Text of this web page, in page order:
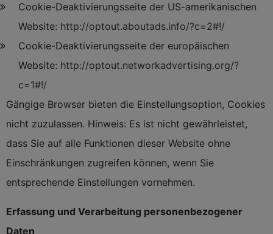
Cookie-Deaktivierungsseite der US-amerikanischen
Website: http://optout.aboutads.info/?c=2#!/
Cookie-Deaktivierungsseite der europäischen
Website: http://optout.networkadvertising.org/?
c=1#!/
Gängige Browser bieten die Einstellungsoption, Cookies
nicht zuzulassen. Hinweis: Es ist nicht gewährleistet,
dass Sie auf alle Funktionen dieser Website ohne
Einschränkungen zugreifen können, wenn Sie
entsprechende Einstellungen vornehmen.
Erfassung und Verarbeitung personenbezogener
Daten